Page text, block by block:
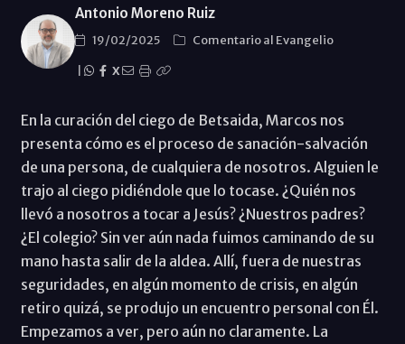
Antonio Moreno Ruiz
19/02/2025
Comentario al Evangelio
X
En la curación del ciego de Betsaida, Marcos nos
presenta cómo es el proceso de sanación-salvación
de una persona, de cualquiera de nosotros. Alguien le
trajo al ciego pidiéndole que lo tocase. ¿Quién nos
llevó a nosotros a tocar a Jesús? ¿Nuestros padres?
¿El colegio? Sin ver aún nada fuimos caminando de su
mano hasta salir de la aldea. Allí, fuera de nuestras
seguridades, en algún momento de crisis, en algún
retiro quizá, se produjo un encuentro personal con Él.
Empezamos a ver, pero aún no claramente. La